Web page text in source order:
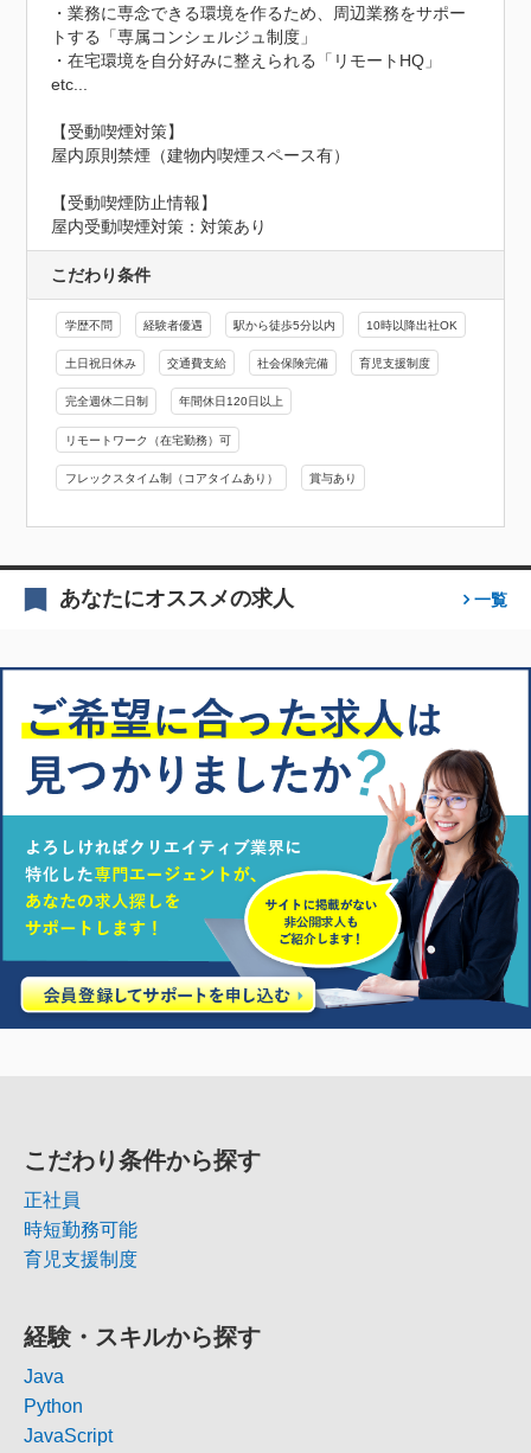
・業務に専念できる環境を作るため、周辺業務をサポー
トする「専属コンシェルジュ制度」
・在宅環境を自分好みに整えられる「リモートHQ」
etc...
【受動喫煙対策】
屋内原則禁煙（建物内喫煙スペース有）
【受動喫煙防止情報】
屋内受動喫煙対策：対策あり
こだわり条件
学歴不問 経験者優遇 駅から徒歩5分以内 10時以降出社OK
土日祝日休み 交通費支給 社会保険完備 育児支援制度
完全週休二日制 年間休日120日以上
リモートワーク（在宅勤務）可
フレックスタイム制（コアタイムあり） 賞与あり
あなたにオススメの求人 一覧
こだわり条件から探す
正社員
時短勤務可能
育児支援制度
経験・スキルから探す
Java
Python
JavaScript